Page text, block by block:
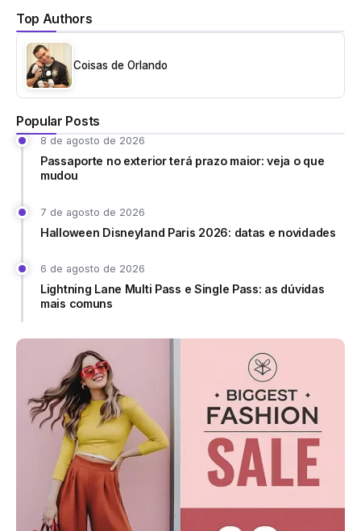
Top Authors
Coisas de Orlando
Popular Posts
8 de agosto de 2026
Passaporte no exterior terá prazo maior: veja o que
mudou
7 de agosto de 2026
Halloween Disneyland Paris 2026: datas e novidades
6 de agosto de 2026
Lightning Lane Multi Pass e Single Pass: as dúvidas
mais comuns